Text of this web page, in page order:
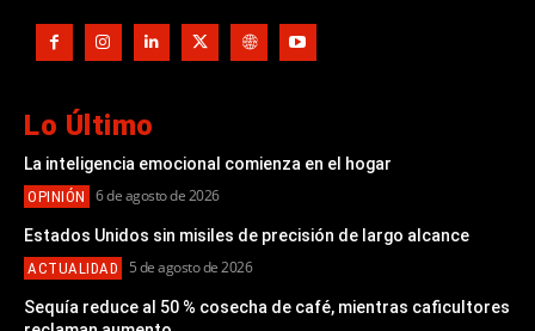
Lo Último
La inteligencia emocional comienza en el hogar
OPINIÓN 6 de agosto de 2026
Estados Unidos sin misiles de precisión de largo alcance
ACTUALIDAD 5 de agosto de 2026
Sequía reduce al 50 % cosecha de café, mientras caficultores